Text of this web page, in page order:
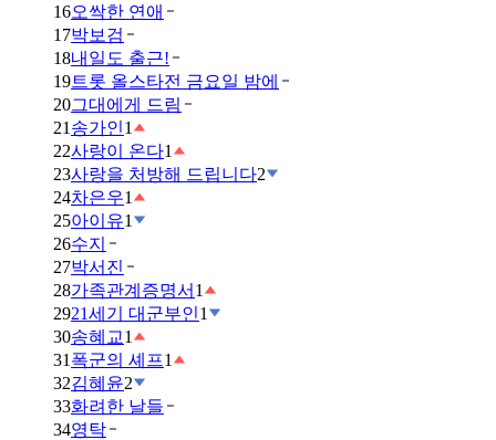
16오싹한 연애
17박보검
18내일도 출근!
19트롯 올스타전 금요일 밤에
20그대에게 드림
21 송가인1
22사랑이 온다1
23사랑을 처방해 드립니다2
24차은우1
25아이유1
26수지
27박서진
28가족관계증명서 1
2921세기 대군부인1
30송혜교1
31 폭군의 셰프1
32김혜윤2
33화려한 날들
34영탁